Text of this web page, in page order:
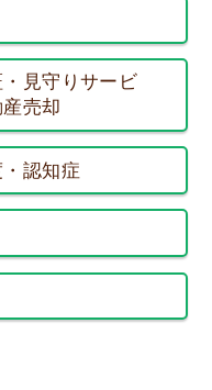
見守りサービ
売却
認知症